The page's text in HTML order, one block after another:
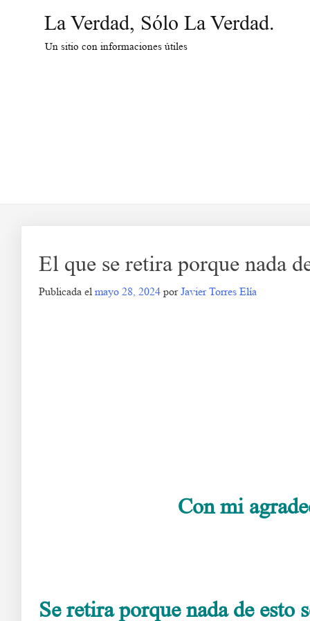
La Verdad, Sólo La Verdad.
Un sitio con informaciones útiles
El que se retira porque nada
Publicada el mayo 28, 2024 porJavier Torres Elía
Con mi
Se retira porque nada de esto